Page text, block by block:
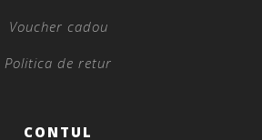
Voucher cadou
Politica de retur
CONTUL